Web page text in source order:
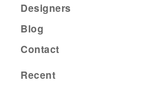
Designers
Blog
Contact
Recent